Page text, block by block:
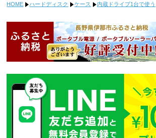
HOME ハードディスク ケース
内蔵ドライブ1台で使う